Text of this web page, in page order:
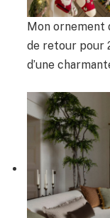
Mon ornement
de retour pour
d’une